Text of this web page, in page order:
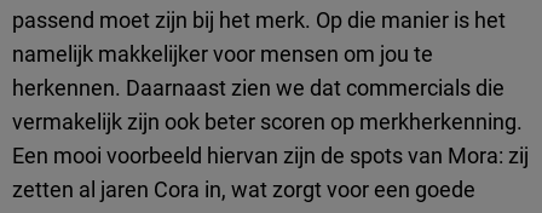
passend moet zijn bij het merk. Op die manier is het
namelijk makkelijker voor mensen om jou te
herkennen. Daarnaast zien we dat commercials die
vermakelijk zijn ook beter scoren op merkherkenning.
Een mooi voorbeeld hiervan zijn de spots van Mora: zij
zetten al jaren Cora in, wat zorgt voor een goede